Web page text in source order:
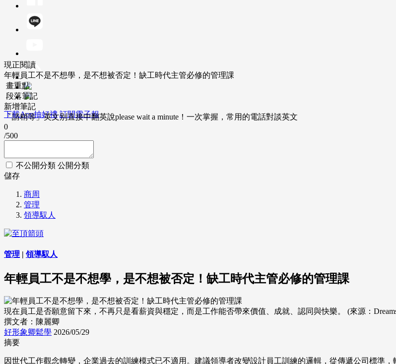
下載App抽好禮 訂閱電子報
現正閱讀
年輕員工不是不想學，是不想被否定！缺工時代主管必修的管理課
畫重點
段落筆記
新增筆記
「請稍等」英文別直接中翻英說please wait a minute！一次掌握，常用的電話對談英文
0
/500
不公開分類 公開分類
儲存
商周
管理
領導馭人
管理 | 領導馭人
年輕員工不是不想學，是不想被否定！缺工時代主管必修的管理課
現在員工是否願意留下來，不再只是看薪資與穩定，而是工作能否帶來價值、成就、認同與快樂。 (來源：
撰文者：陳麗卿
好形象卿鬆學 2026/05/29
摘要
因世代工作觀念轉變，企業過去的訓練模式已不適用。建議領導者改變設計員工訓練的邏輯，從傳遞公司標準